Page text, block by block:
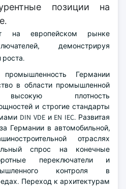
позиции на
на европейском рынке
демонстрируя
роста.
промышленность Германии
в области промышленной
высокую плотность
и строгие стандарты
DIN VDE и EN IEC. Развитая
Германии в автомобильной,
отраслях
спрос на конечные
переключатели и
контроля в
Переход к архитектурам